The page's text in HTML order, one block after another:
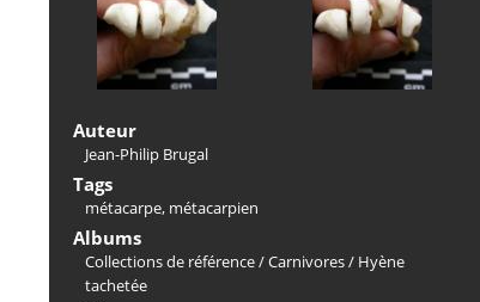
Auteur
Jean-Philip Brugal
Tags
métacarpe, métacarpien
Albums
Collections de référence/Carnivores/ Hyène
tachetée